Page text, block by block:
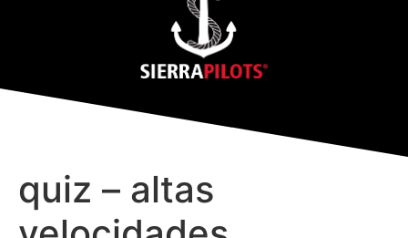
quiz – altas